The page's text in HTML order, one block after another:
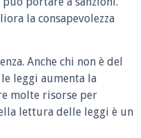
la consapevolezza
Anche chi non è del
leggi aumenta la
molte risorse per
lettura delle leggi è un